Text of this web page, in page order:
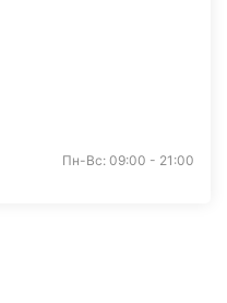
Пн-Вс: 09:00 - 21:00